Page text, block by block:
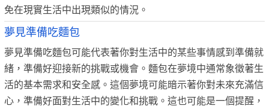
免在現實生活中出現類似的情況。
夢見準備吃麵包
夢見準備吃麵包可能代表著你對生活中的某些事情感到準備就
緒，準備好迎接新的挑戰或機會。麵包在夢境中通常象徵著生
活的基本需求和安全感。這個夢境可能暗示著你對未來充滿信
心，準備好面對生活中的變化和挑戰。這也可能是一個提醒，